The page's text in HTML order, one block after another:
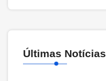
Últimas Notícias